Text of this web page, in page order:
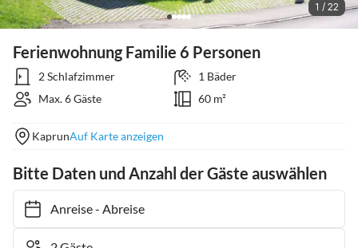
1 / 22
Ferienwohnung Familie 6 Personen
2 Schlafzimmer
1 Bäder
Max. 6 Gäste
60 m²
KaprunAuf Karte anzeigen
Bitte Daten und Anzahl der Gäste auswählen
Anreise- Abreise